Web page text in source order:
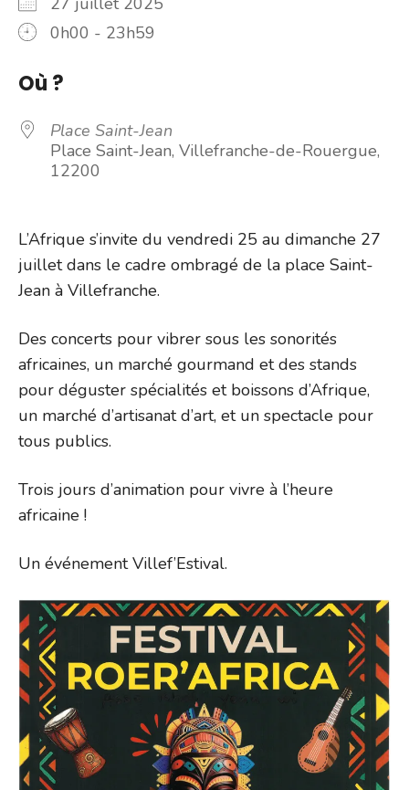
0h00 - 23h59
Où ?
Place Saint-Jean
Place Saint-Jean, Villefranche-de-Rouergue,
12200
L’Afrique s’invite du vendredi 25 au dimanche 27
juillet dans le cadre ombragé de la place Saint-
Jean à Villefranche.
Des concerts pour vibrer sous les sonorités
africaines, un marché gourmand et des stands
pour déguster spécialités et boissons d’Afrique,
un marché d’artisanat d’art, et un spectacle pour
tous publics.
Trois jours d’animation pour vivre à l’heure
africaine !
Un événement Villef’Estival.